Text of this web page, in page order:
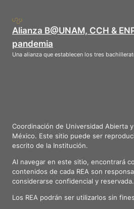
Alianza B@UNAM, CCH &
pandemia
Una alianza que establecen los tres
Coordinación de Universidad Abierta
México. Este sitio puede ser
escrito de la Institución.
Al navegar en este sitio, encontrará
contenidos de cada REA son
considerarse confidencial y reservada.
Los REA podrán ser utilizarlos sin